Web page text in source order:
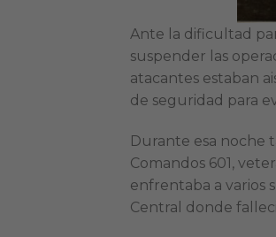
Ante la dificultad
suspender las
atacantes estaban
de seguridad para
Durante esa noche
Comandos 601,
enfrentaba a varios
Central donde